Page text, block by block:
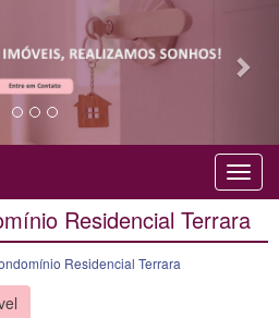
Residencial Terrara
Residencial Terrara